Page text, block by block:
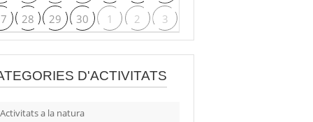
28 29 30 1 2 3
D'ACTIVITATS
Activitats a la natura